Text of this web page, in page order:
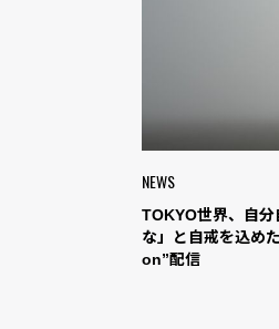
NEWS
TOKYO世界、自
な」と自戒を込め
on”配信